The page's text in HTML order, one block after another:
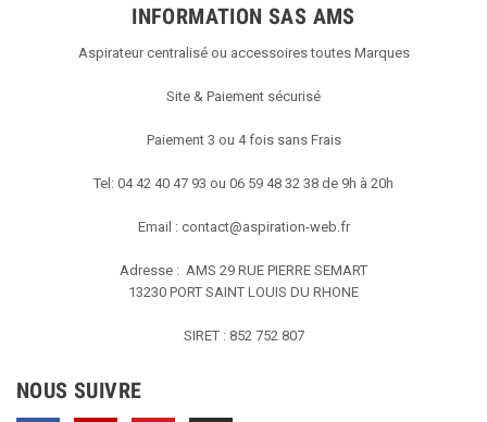
INFORMATION SAS AMS
Aspirateur centralisé ou accessoires toutes Marques
Site & Paiement sécurisé
Paiement 3 ou 4 fois sans Frais
Tel: 04 42 40 47 93 ou 06 59 48 32 38 de 9h à 20h
Email : contact@aspiration-web.fr
Adresse : AMS 29 RUE PIERRE SEMART
13230 PORT SAINT LOUIS DU RHONE
SIRET : 852 752 807
NOUS SUIVRE